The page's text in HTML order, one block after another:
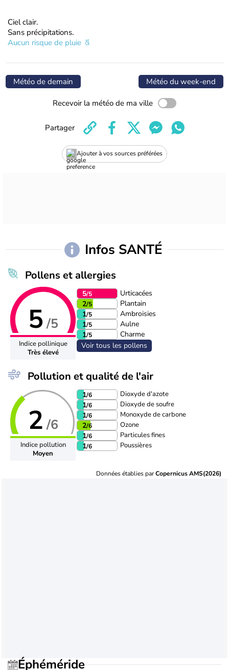
Ciel clair.
Sans précipitations.
Aucun risque de pluie
Météo de demain Météo du week-end
Recevoir la météo de ma ville
Ajouter à vos sources préférées
Partager
Infos SANTÉ
Pollens et allergies
5 /5
Indice pollinique
Très élevé
5/5
Urticacées
2/5
Plantain
1/5
Ambroisies
1/5
Aulne
1/5
Charme
Voir tous les pollens
Pollution et qualité de l'air
2 /6
Indice pollution
Moyen
1/6 Dioxyde d'azote
1/6 Dioxyde de soufre
1/6 Monoxyde de carbone
2/6 Ozone
1/6 Particules fines
1/6 Poussières
Données établies parCopernicus AMS(2026)
Éphéméride